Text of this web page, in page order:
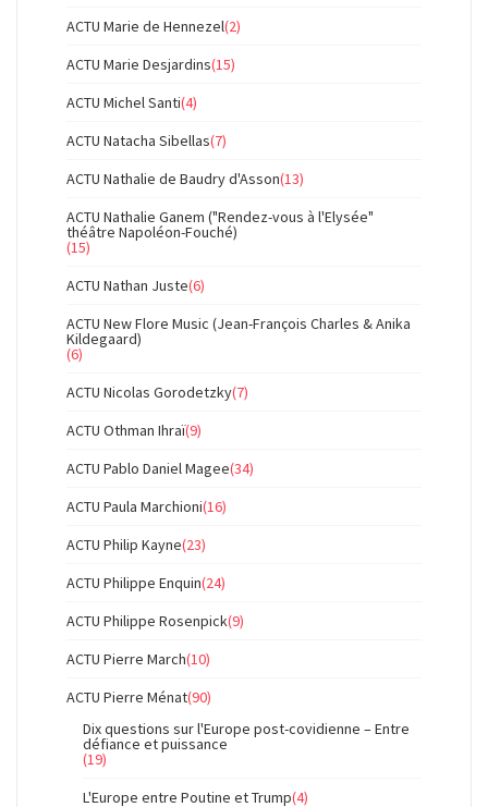
ACTU Marie de Hennezel(2)
ACTU Marie Desjardins(15)
ACTU Michel Santi(4)
ACTU Natacha Sibellas(7)
ACTU Nathalie de Baudry d'Asson(13)
ACTU Nathalie Ganem ("Rendez-vous à l'Elysée"
théâtre Napoléon-Fouché)
(15)
ACTU Nathan Juste(6)
ACTU New Flore Music (Jean-François Charles & Anika
Kildegaard)
(6)
ACTU Nicolas Gorodetzky(7)
ACTU Othman Ihraï(9)
ACTU Pablo Daniel Magee(34)
ACTU Paula Marchioni(16)
ACTU Philip Kayne(23)
ACTU Philippe Enquin(24)
ACTU Philippe Rosenpick(9)
ACTU Pierre March(10)
ACTU Pierre Ménat(90)
Dix questions sur l'Europe post-covidienne – Entre
défiance et puissance
(19)
L'Europe entre Poutine et Trump(4)